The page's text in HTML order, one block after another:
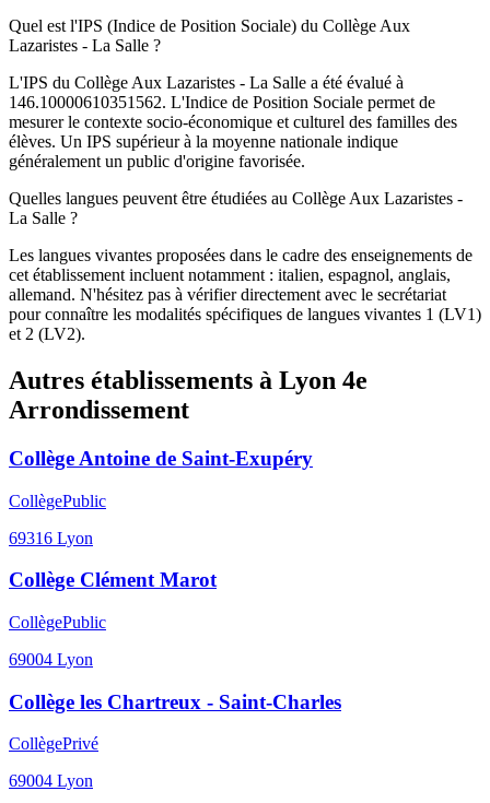
Quel est l'IPS (Indice de Position Sociale) du Collège Aux
Lazaristes - La Salle ?
L'IPS du Collège Aux Lazaristes - La Salle a été évalué à
146.10000610351562. L'Indice de Position Sociale permet de
mesurer le contexte socio-économique et culturel des familles des
élèves. Un IPS supérieur à la moyenne nationale indique
généralement un public d'origine favorisée.
Quelles langues peuvent être étudiées au Collège Aux Lazaristes -
La Salle ?
Les langues vivantes proposées dans le cadre des enseignements de
cet établissement incluent notamment : italien, espagnol, anglais,
allemand. N'hésitez pas à vérifier directement avec le secrétariat
pour connaître les modalités spécifiques de langues vivantes 1 (LV1)
et 2 (LV2).
Autres établissements à Lyon 4e
Arrondissement
Collège Antoine de Saint-Exupéry
CollègePublic
69316 Lyon
Collège Clément Marot
CollègePublic
69004 Lyon
Collège les Chartreux - Saint-Charles
CollègePrivé
69004 Lyon